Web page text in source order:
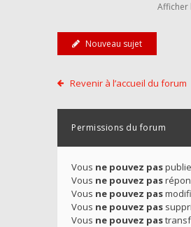
Afficher
Nouveau sujet
Revenir à l’accueil du forum
Permissions du forum
Vous ne pouvez pas
Vous ne pouvez pas
Vous ne pouvez pas
Vous ne pouvez pas
Vous ne pouvez pas